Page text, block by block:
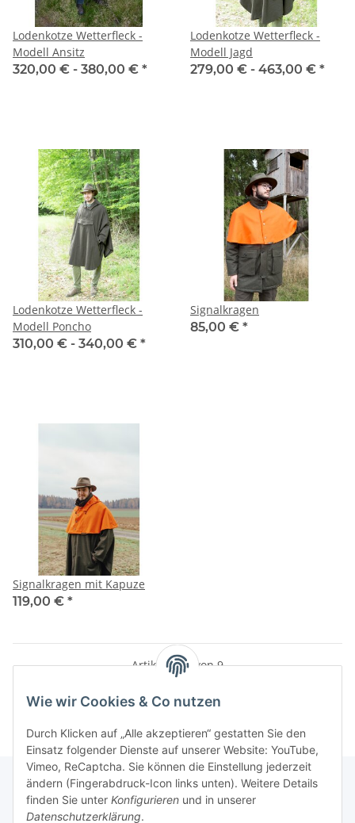
Wie wir Cookies & Co nutzen
Durch Klicken auf „Alle akzeptieren“ gestatten Sie den
Einsatz folgender Dienste auf unserer Website: YouTube,
Vimeo, ReCaptcha. Sie können die Einstellung jederzeit
ändern (Fingerabdruck-Icon links unten). Weitere Details
finden Sie unter Konfigurieren und in unserer
Datenschutzerklärung.
Lodenkotze Wetterfleck -
Modell Ansitz
320,00 € - 380,00 € *
Lodenkotze Wetterfleck -
Modell Jagd
279,00 € - 463,00 € *
Lodenkotze Wetterfleck -
Modell Poncho
310,00 € - 340,00 € *
Signalkragen
85,00 € *
Signalkragen mit Kapuze
119,00 € *
Artikel 1 - 9 von 9
Informationen